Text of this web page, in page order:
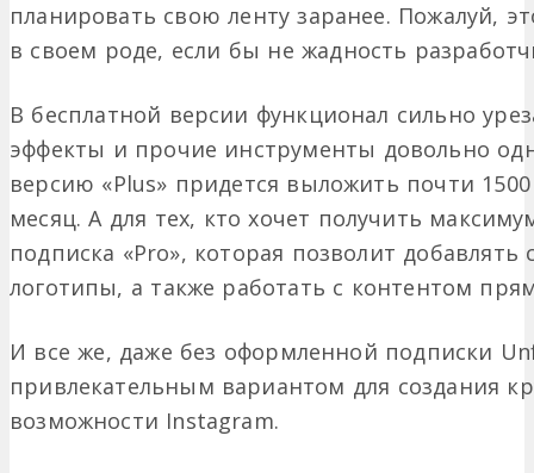
планировать свою ленту заранее. Пожалуй,
в своем роде, если бы не жадность
В бесплатной версии функционал сильно
эффекты и прочие инструменты довольно
версию «Plus» придется выложить почти
месяц. А для тех, кто хочет получить
подписка «Pro», которая позволит
логотипы, а также работать с контентом
И все же, даже без оформленной подписки
привлекательным вариантом для создания
возможности Instagram.